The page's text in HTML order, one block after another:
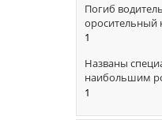
Погиб
оросительный
1
Названы
наибольшим
1